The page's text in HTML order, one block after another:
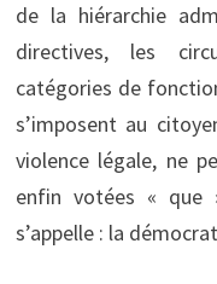
de la hiérarchie
directives, les
catégories de
s’imposent au
violence légale, ne
enfin votées « que
s’appelle : la